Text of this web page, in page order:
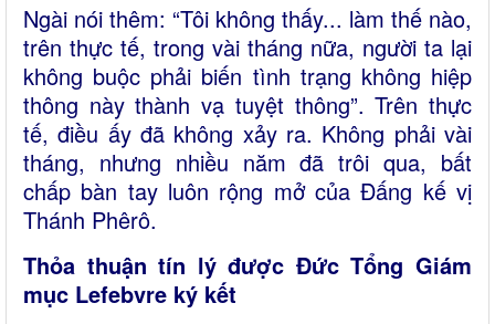
Ngài nói thêm: “Tôi không thấy... làm thế nào,
trên thực tế, trong vài tháng nữa, người ta lại
không buộc phải biến tình trạng không hiệp
thông này thành vạ tuyệt thông”. Trên thực
tế, điều ấy đã không xảy ra. Không phải vài
tháng, nhưng nhiều năm đã trôi qua, bất
chấp bàn tay luôn rộng mở của Đấng kế vị
Thánh Phêrô.
Thỏa thuận tín lý được Đức Tổng Giám
mục Lefebvre ký kết